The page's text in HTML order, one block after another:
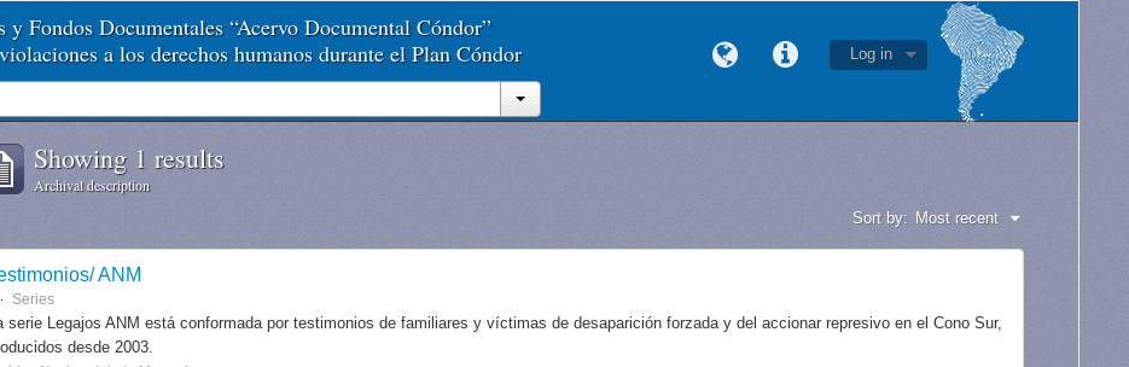
y Fondos Documentales “Acervo Documental Cóndor”
a los derechos humanos durante el Plan Cóndor
Log in
Showing 1 results
Archival description
Sort by: Most recent
ANM
Series
serie Legajos ANM está conformada por testimonios de familiares y víctimas de desaparición forzada y del accionar represivo en el Cono Sur,
desde 2003.